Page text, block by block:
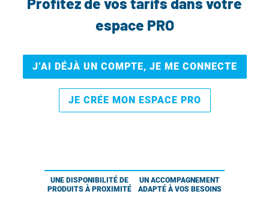
espace PRO
J’AI DÉJÀ UN COMPTE, JE ME CONNECTE
JE CRÉE MON ESPACE PRO
UNE DISPONIBILITÉ DE
PRODUITS À PROXIMITÉ
UN ACCOMPAGNEMENT
ADAPTÉ À VOS BESOINS